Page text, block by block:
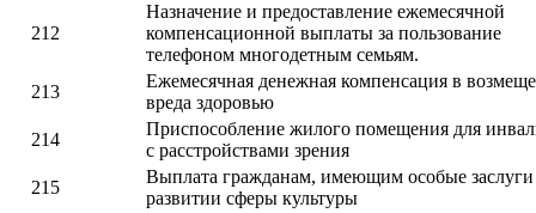
212
Назначение и предоставление ежемесячной
компенсационной выплаты за пользование
телефоном многодетным семьям.
213
Ежемесячная денежная компенсация в
вреда здоровью
214
Приспособление жилого помещения для
с расстройствами зрения
215
Выплата гражданам, имеющим особые
развитии сферы культуры